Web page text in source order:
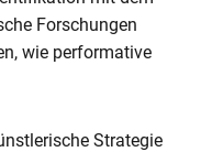
Forschungen
wie performative
Strategie